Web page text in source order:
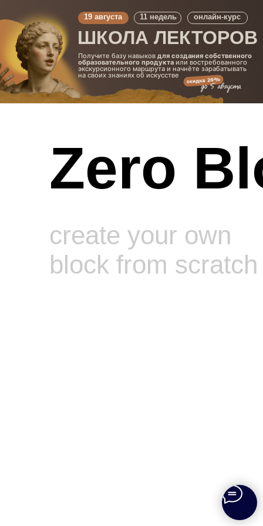
ШКОЛА ЛЕКТОРОВ
Получите базу навыковдля создания собственного
образовательного продуктаили востребованного
экскурсионного маршрута и начнёте зарабатывать
на своих знаниях об искусстве
19 августа онлайн-курс
11 недель
Zero
create your own
block from scratch